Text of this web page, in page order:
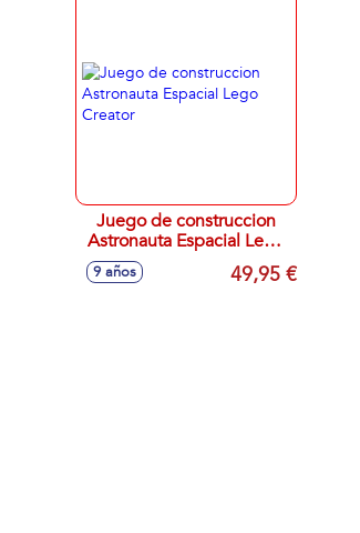
Juego de construccion
Astronauta Espacial Lego
9 años 49,95 €